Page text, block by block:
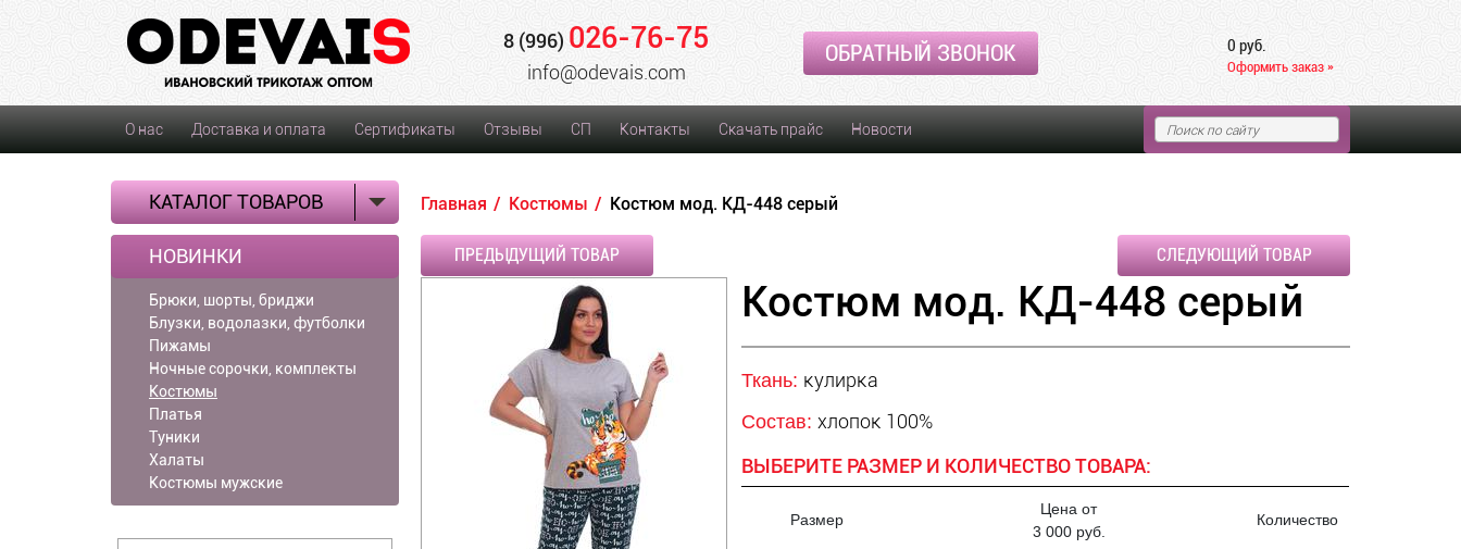
8 (996) 026-76-75
info@odevais.com
ОБРАТНЫЙ ЗВОНОК 0 руб.
Оформить заказ »
О нас Доставка и оплата Сертификаты Отзывы СП Контакты Скачать прайс Новости
КАТАЛОГ ТОВАРОВ
НОВИНКИ
Брюки, шорты, бриджи
Блузки, водолазки, футболки
Пижамы
Ночные сорочки, комплекты
Костюмы
Платья
Туники
Халаты
Костюмы мужские
Главная Костюмы Костюм мод. КД-448 серый
ПРЕДЫДУЩИЙ ТОВАР СЛЕДУЮЩИЙ ТОВАР
Костюм мод. КД-448 серый
Ткань: кулирка
Состав: хлопок 100%
ВЫБЕРИТЕ РАЗМЕР И КОЛИЧЕСТВО ТОВАРА:
Размер
Цена от
3 000 руб.
Количество